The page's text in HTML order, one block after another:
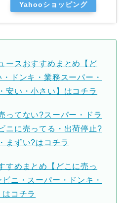
Yahooショッピング
ースおすすめまとめ【ど
ドンキ・業務スーパー・
安い・小さい】はコチラ
ってない?スーパー・ドラ
ニに売ってる・出荷停止?
まずい?はコチラ
すめまとめ【どこに売っ
ニ・スーパー・ドンキ・
コチラ